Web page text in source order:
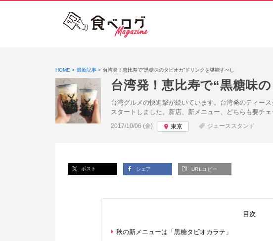
HOME 最新記事 台湾発！恵比寿で“黒糖味のタピオカ”ドリンクを堪能すべし
台湾発！恵比寿で“黒糖味
台湾グルメの快進撃が続いています。台湾発のティー
スタートしました。新店、新メニュー、どちらも要チェ
投稿日:
2017/10/06 (金) 東京 ジューススタンド
ポスト シェア URLコピー
目次
秋の新メニューは「黒糖タピオカラテ」